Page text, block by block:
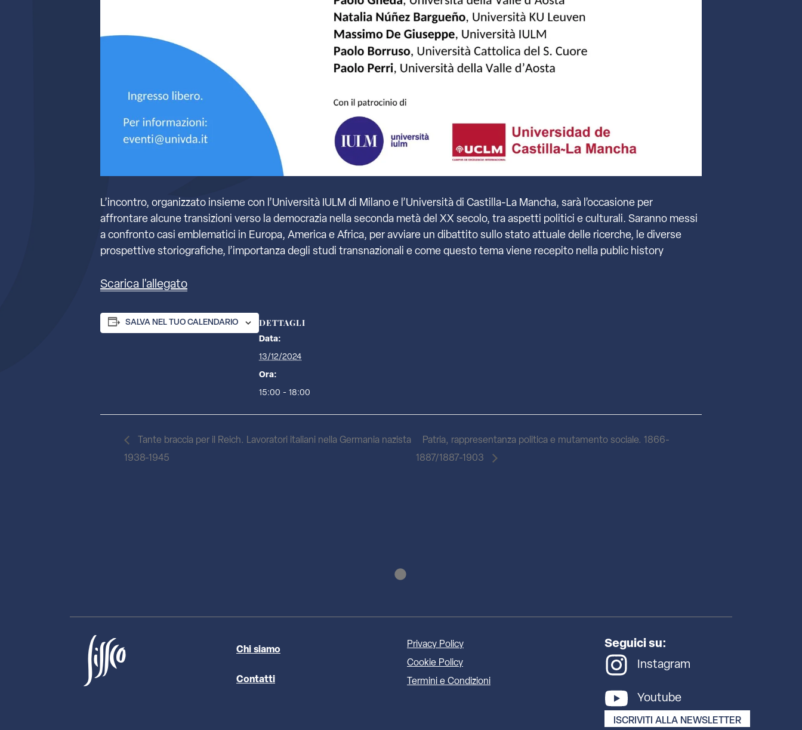
L’incontro, organizzato insieme con l’Università IULM di Milano e l’Università di Castilla-La Mancha, sarà l’occasione per
affrontare alcune transizioni verso la democrazia nella seconda metà del XX secolo, tra aspetti politici e culturali. Saranno messi
a confronto casi emblematici in Europa, America e Africa, per avviare un dibattito sullo stato attuale delle ricerche, le diverse
prospettive storiografiche, l’importanza degli studi transnazionali e come questo tema viene recepito nella public history
Scarica l'allegato
SALVA NEL TUO CALENDARIO DETTAGLI
Data:
13/12/2024
Ora:
15:00 - 18:00
Tante braccia per il Reich. Lavoratori italiani nella Germania nazista
1938-1945
Patria, rappresentanza politica e mutamento sociale. 1866-
1887/1887-1903
Chi siamo
Contatti
Privacy Policy
Cookie Policy
Termini e Condizioni
Seguici su:
Instagram
Youtube
ISCRIVITI ALLA NEWSLETTER